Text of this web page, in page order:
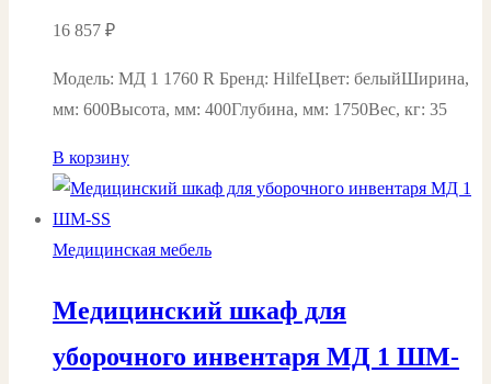
16 857 ₽
Модель: МД 1 1760 R Бренд: HilfeЦвет: белыйШирина,
мм: 600Высота, мм: 400Глубина, мм: 1750Вес, кг: 35
В корзину
Медицинская мебель
Медицинский шкаф для
уборочного инвентаря МД 1 ШМ-